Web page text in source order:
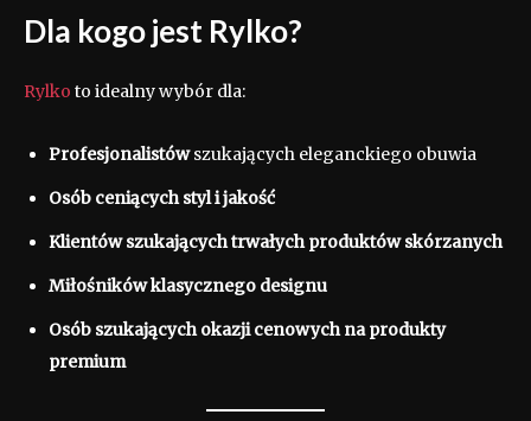
Dla kogo jest Rylko?
Rylko to idealny wybór dla:
Profesjonalistówszukających eleganckiego obuwia
Osób ceniących styl i jakość
Klientów szukających trwałych produktów skórzanych
Miłośników klasycznego designu
Osób szukających okazji cenowych na produkty
premium